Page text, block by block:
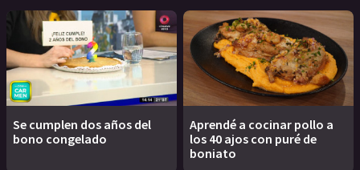
Se cumplen dos años del
bono congelado
Aprendé a cocinar pollo a
los 40 ajos con puré de
boniato